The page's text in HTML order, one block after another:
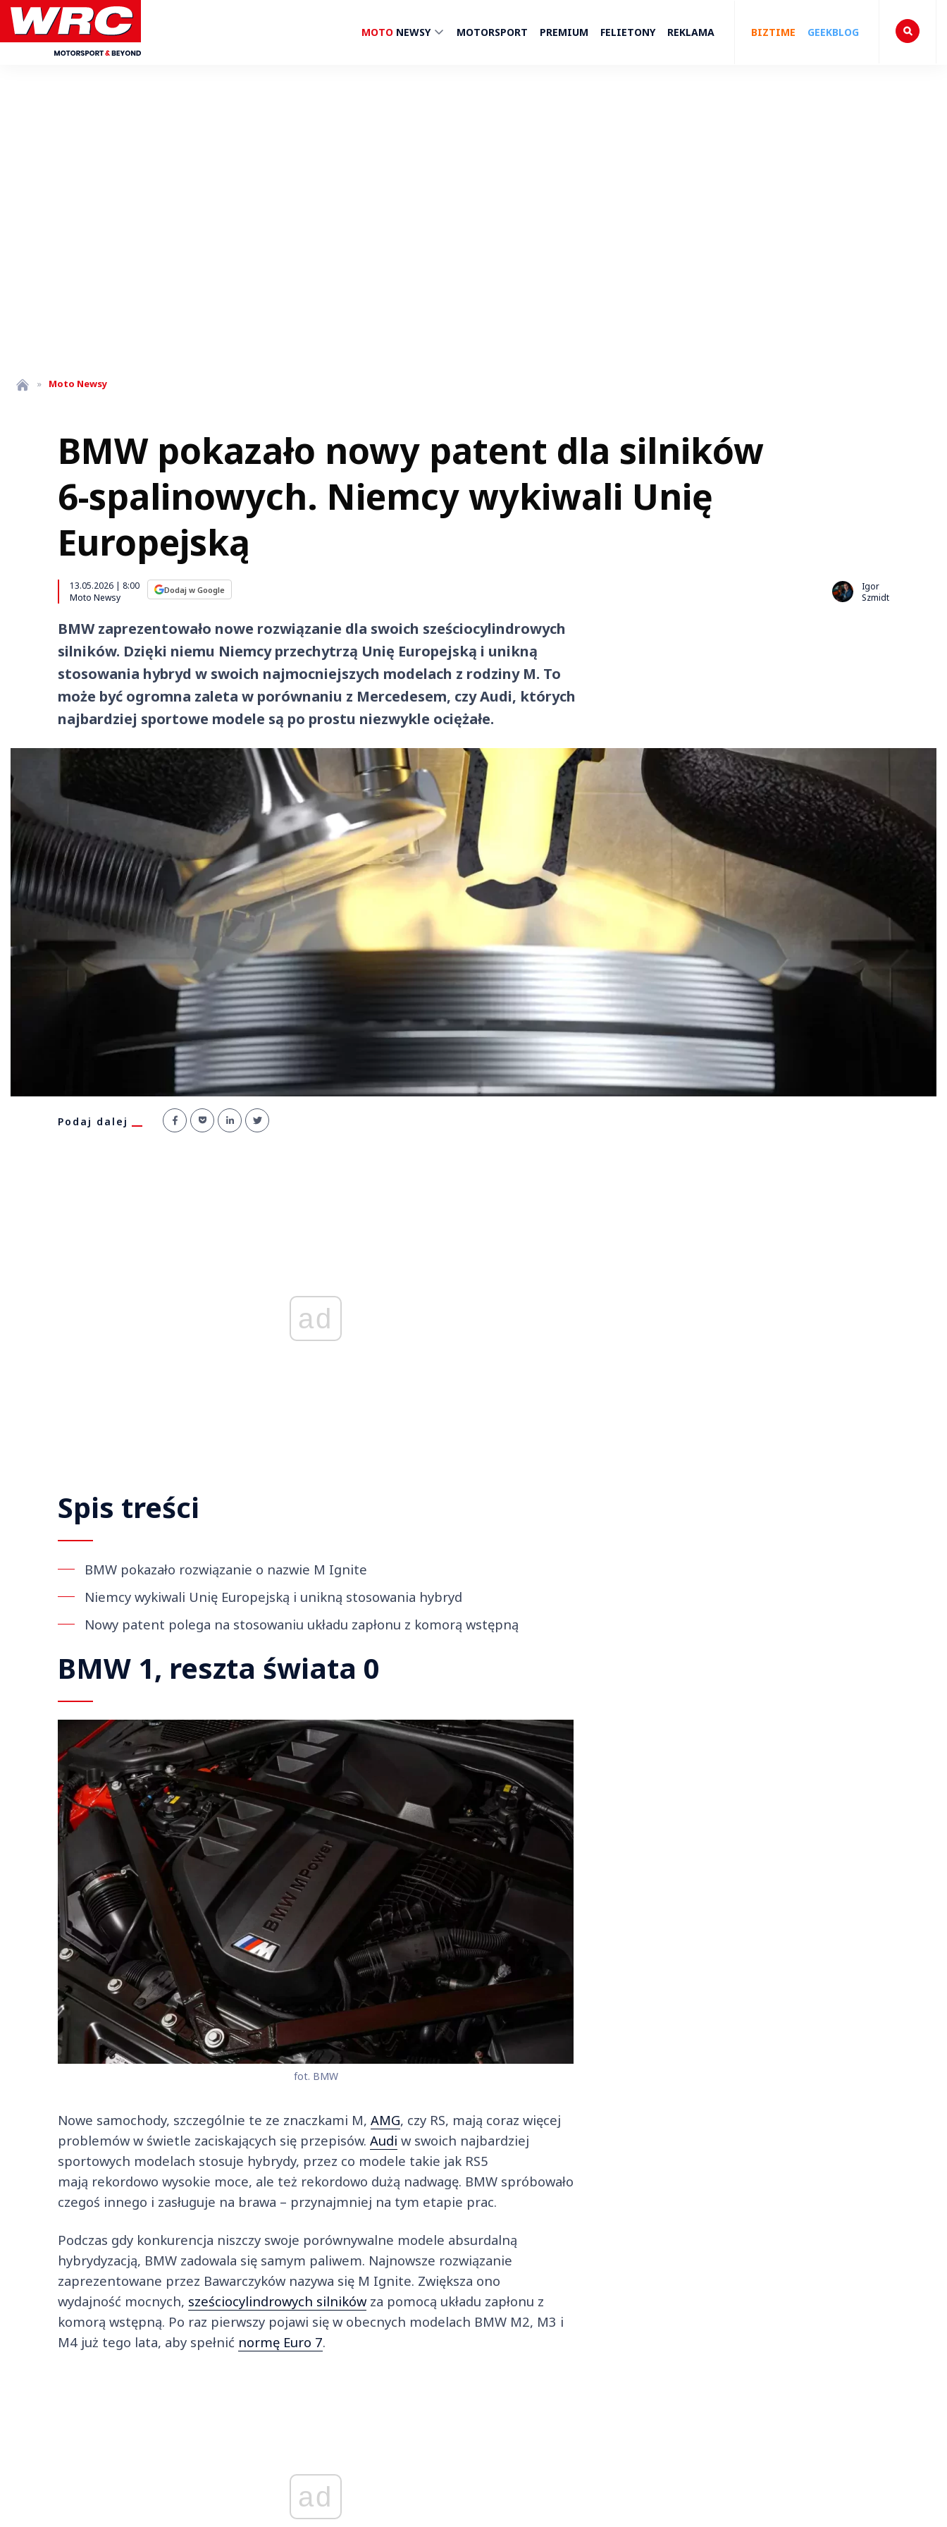
MOTO NEWSY MOTORSPORT PREMIUM FELIETONY REKLAMA BIZTIME GEEKBLOG
» Moto Newsy
BMW pokazało nowy patent dla silników
6-spalinowych. Niemcy wykiwali Unię
Europejską
13.05.2026 | 8:00
Moto Newsy
Dodaj w Google
Igor
Szmidt
BMW zaprezentowało nowe rozwiązanie dla swoich sześciocylindrowych
silników. Dzięki niemu Niemcy przechytrzą Unię Europejską i unikną
stosowania hybryd w swoich najmocniejszych modelach z rodziny M. To
może być ogromna zaleta w porównaniu z Mercedesem, czy Audi, których
najbardziej sportowe modele są po prostu niezwykle ociężałe.
Podaj dalej
ad
Spis treści
BMW pokazało rozwiązanie o nazwie M Ignite
Niemcy wykiwali Unię Europejską i unikną stosowania hybryd
Nowy patent polega na stosowaniu układu zapłonu z komorą wstępną
BMW 1, reszta świata 0
fot. BMW
Nowe samochody, szczególnie te ze znaczkami M, AMG, czy RS, mają coraz więcej
problemów w świetle zaciskających się przepisów. Audi w swoich najbardziej
sportowych modelach stosuje hybrydy, przez co modele takie jak RS5
mają rekordowo wysokie moce, ale też rekordowo dużą nadwagę. BMW spróbowało
czegoś innego i zasługuje na brawa – przynajmniej na tym etapie prac.
Podczas gdy konkurencja niszczy swoje porównywalne modele absurdalną
hybrydyzacją, BMW zadowala się samym paliwem. Najnowsze rozwiązanie
zaprezentowane przez Bawarczyków nazywa się M Ignite. Zwiększa ono
wydajność mocnych, sześciocylindrowych silnikówza pomocą układu zapłonu z
komorą wstępną. Po raz pierwszy pojawi się w obecnych modelach BMW M2, M3 i
M4 już tego lata, aby spełnić normę Euro 7.
ad